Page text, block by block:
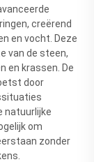
creërend
en vocht. Deze
van de steen,
en krassen. De
door
natuurlijke
om
zonder